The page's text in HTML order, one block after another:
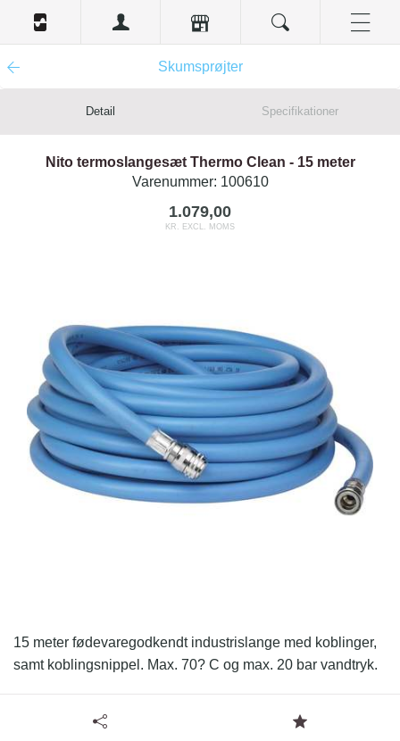
Skumsprøjter
Detail Specifikationer
Nito termoslangesæt Thermo Clean - 15 meter
Varenummer: 100610
1.079,00
KR. EXCL. MOMS
15 meter fødevaregodkendt industrislange med koblinger,
samt koblingsnippel. Max. 70? C og max. 20 bar vandtryk.
Tilgængelige specifikationer for Nito termoslangesæt